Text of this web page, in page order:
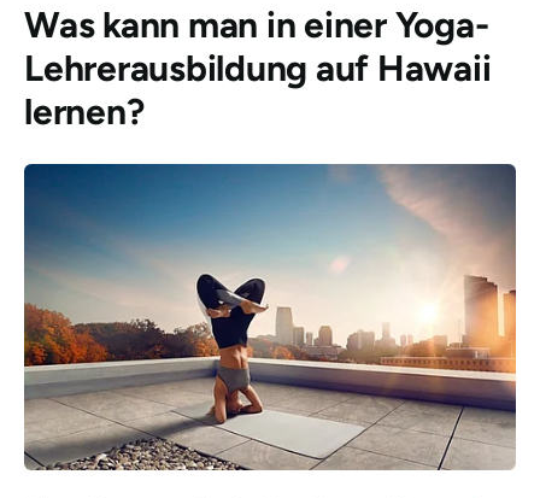
Was kann man in einer Yoga-
Lehrerausbildung auf Hawaii
lernen?